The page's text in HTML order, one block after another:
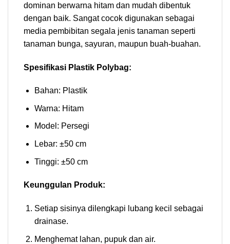
dominan berwarna hitam dan mudah dibentuk
dengan baik. Sangat cocok digunakan sebagai
media pembibitan segala jenis tanaman seperti
tanaman bunga, sayuran, maupun buah-buahan.
Spesifikasi Plastik Polybag:
Bahan: Plastik
Warna: Hitam
Model: Persegi
Lebar: ±50 cm
Tinggi: ±50 cm
Keunggulan Produk:
Setiap sisinya dilengkapi lubang kecil sebagai
drainase.
Menghemat lahan, pupuk dan air.